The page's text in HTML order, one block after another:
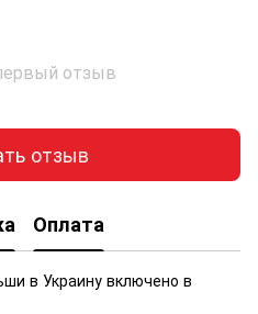
отзыв
отзыв
Оплата
в Украину включено в